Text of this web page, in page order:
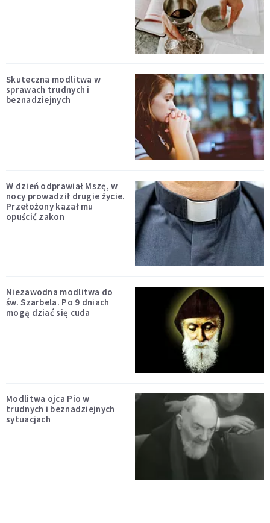
Skuteczna modlitwa w
sprawach trudnych i
beznadziejnych
W dzień odprawiał Mszę, w
nocy prowadził drugie życie.
Przełożony kazał mu
opuścić zakon
Niezawodna modlitwa do
św. Szarbela. Po 9 dniach
mogą dziać się cuda
Modlitwa ojca Pio w
trudnych i beznadziejnych
sytuacjach